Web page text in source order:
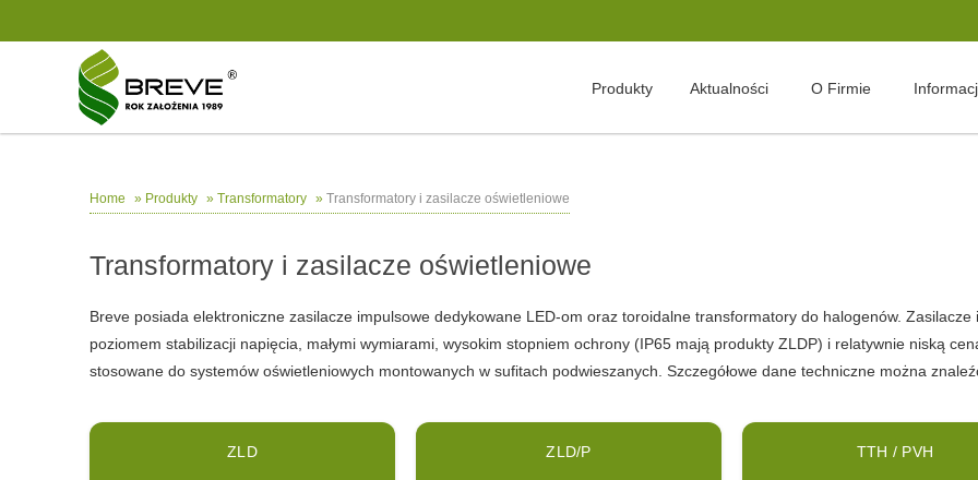
Produkty Aktualności O Firmie
Home » Produkty » Transformatory » Transformatory i zasilacze oświetleniowe
Transformatory i zasilacze oświetleniowe
Breve posiada elektroniczne zasilacze impulsowe dedykowane LED-om oraz toroidalne transformatory do halogenów.
poziomem stabilizacji napięcia, małymi wymiarami, wysokim stopniem ochrony (IP65 mają produkty ZLDP) i relatywnie niską
stosowane do systemów oświetleniowych montowanych w sufitach podwieszanych. Szczegółowe dane techniczne można
ZLD ZLD/P TTH / PVH